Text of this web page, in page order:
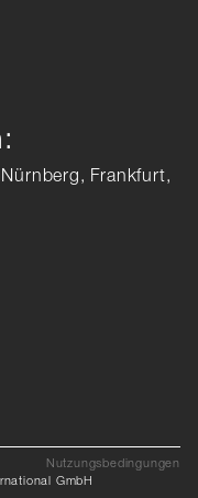
Frankfurt,
Nutzungsbedingungen
GmbH